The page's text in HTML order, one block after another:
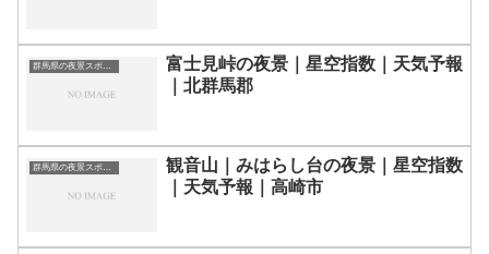
群馬県の夜景スポット一覧
富士見峠の夜景｜星空指数｜天気予報
｜北群馬郡
群馬県の夜景スポット一覧
観音山｜みはらし台の夜景｜星空指数
｜天気予報｜高崎市